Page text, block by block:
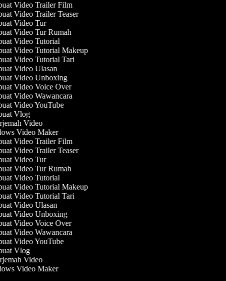
Video Trailer Film
Video Trailer Teaser
Video Tur
Video Tur Rumah
Video Tutorial
Video Tutorial Makeup
Video Tutorial Tari
Video Ulasan
Video Unboxing
Video Voice Over
Video Wawancara
Video YouTube
Vlog
Video
Video Maker
Video Trailer Film
Video Trailer Teaser
Video Tur
Video Tur Rumah
Video Tutorial
Video Tutorial Makeup
Video Tutorial Tari
Video Ulasan
Video Unboxing
Video Voice Over
Video Wawancara
Video YouTube
Vlog
Video
Video Maker